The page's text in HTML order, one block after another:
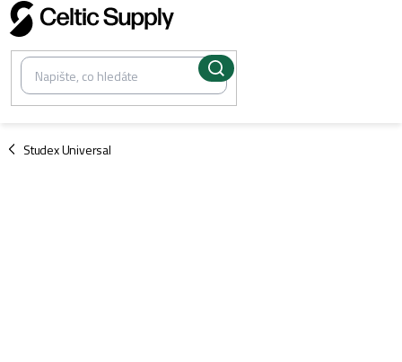
Přejít
na
obsah
Studex Universal
/